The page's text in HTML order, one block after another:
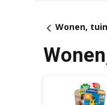
Wonen,